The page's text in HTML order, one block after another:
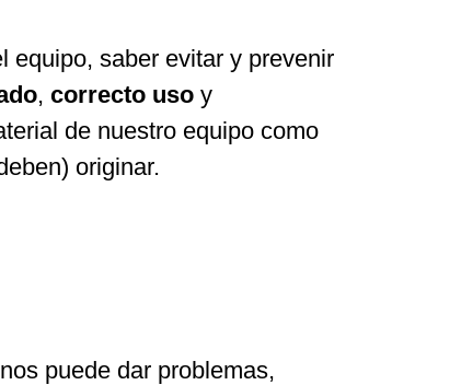
equipo, saber evitar y prevenir
, correcto uso y
de nuestro equipo como
originar.
puede dar problemas,